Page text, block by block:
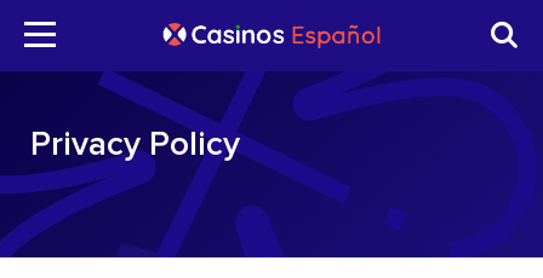
Privacy Policy